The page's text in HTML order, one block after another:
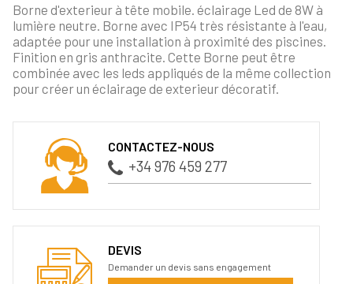
Borne d'exterieur à tête mobile. éclairage Led de 8W à
lumière neutre. Borne avec IP54 très résistante à l'eau,
adaptée pour une installation à proximité des piscines.
Finition en gris anthracite. Cette Borne peut être
combinée avec les leds appliqués de la même collection
pour créer un éclairage de exterieur décoratif.
CONTACTEZ-NOUS
+34 976 459 277
DEVIS
Demander un devis sans engagement